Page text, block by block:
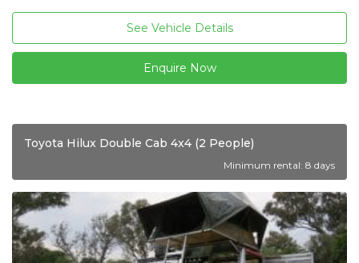
See Vehicle Details
Enquire Now
Toyota Hilux Double Cab 4x4 (2 People)
Minimum rental: 8 days